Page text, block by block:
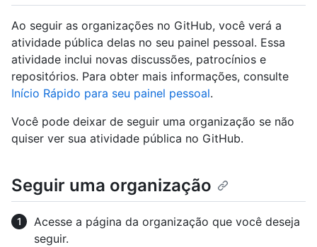
Ao seguir as organizações no GitHub, você verá a
atividade pública delas no seu painel pessoal. Essa
atividade inclui novas discussões, patrocínios e
repositórios. Para obter mais informações, consulte
Início Rápido para seu painel pessoal.
Você pode deixar de seguir uma organização se não
quiser ver sua atividade pública no GitHub.
Seguir uma organização
Acesse a página da organização que você deseja
seguir.